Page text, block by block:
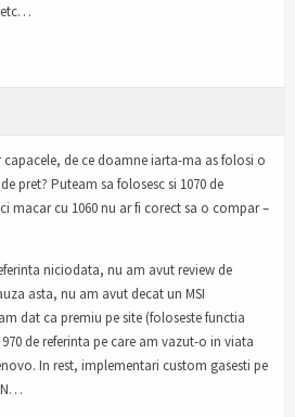
etc…
capacele, de ce doamne iarta-ma as folosi o
pret? Puteam sa folosesc si 1070 de
macar cu 1060 nu ar fi corect sa o compar –
niciodata, nu am avut review de
asta, nu am avut decat un MSI
dat ca premiu pe site (foloseste functia
de referinta pe care am vazut-o in viata
In rest, implementari custom gasesti pe